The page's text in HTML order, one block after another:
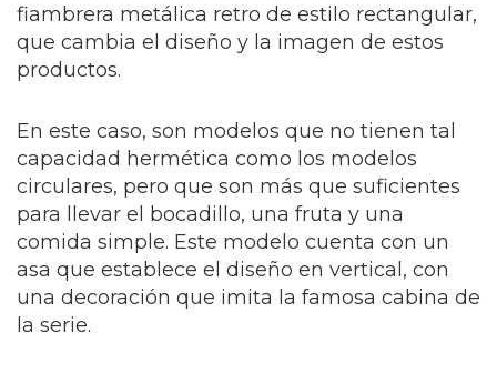
fiambrera metálica retro de estilo rectangular,
que cambia el diseño y la imagen de estos
productos.
En este caso, son modelos que no tienen tal
capacidad hermética como los modelos
circulares, pero que son más que suficientes
para llevar el bocadillo, una fruta y una
comida simple. Este modelo cuenta con un
asa que establece el diseño en vertical, con
una decoración que imita la famosa cabina de
la serie.